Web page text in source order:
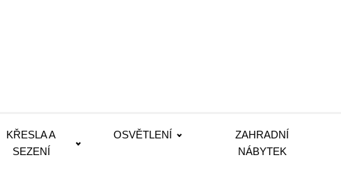
KŘESLA A
SEZENÍ
OSVĚTLENÍ
ZAHRADNÍ
NÁBYTEK